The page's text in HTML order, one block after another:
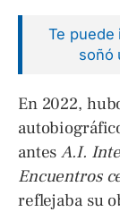
Te puede
soñó
En 2022,
antesA.I.
Encuentros
reflejaba su